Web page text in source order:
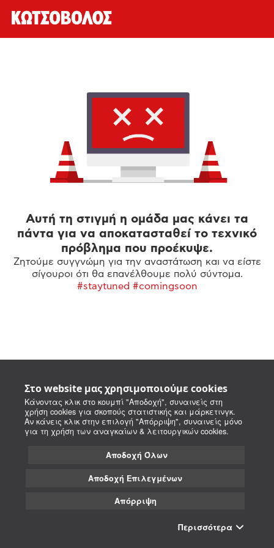
Στο website μας χρησιμοποιούμε cookies
Κάνοντας κλικ στο κουμπί "Αποδοχή", συναινείς στη
χρήση cookies για σκοπούς στατιστικής και μάρκετινγκ.
Αν κάνεις κλικ στην επιλογή "Απόρριψη", συναινείς μόνο
για τη χρήση των αναγκαίων & λειτουργικών cookies.
Αποδοχή Όλων
Αποδοχή Επιλεγμένων
Απόρριψη
Περισσότερα
Αυτή τη στιγμή η ομάδα μας κάνει τα
πάντα για να αποκατασταθεί το τεχνικό
πρόβλημα που προέκυψε.
Ζητούμε συγγνώμη για την αναστάτωση και να είστε
σίγουροι ότι θα επανέλθουμε πολύ σύντομα.
#staytuned #comingsoon